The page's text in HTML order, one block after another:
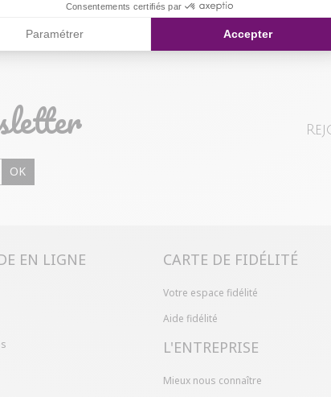
Consentements certifiés par
Paramétrer AccepterColissimo
Vous avez
magasin ou
livraison/
"Mes
OK
EN LIGNE CARTE DE FIDÉLITÉ
Votre espace fidélité
Aide fidélité
L'ENTREPRISE
Mieux nous connaître